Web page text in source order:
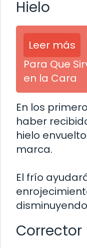
Hielo
Leer más
Para Que
en la Cara
En los
haber
hielo
marca.
El frío
Corrector